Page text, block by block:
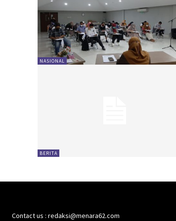
NASIONAL
BERITA
Contact us : redaksi@menara62.com